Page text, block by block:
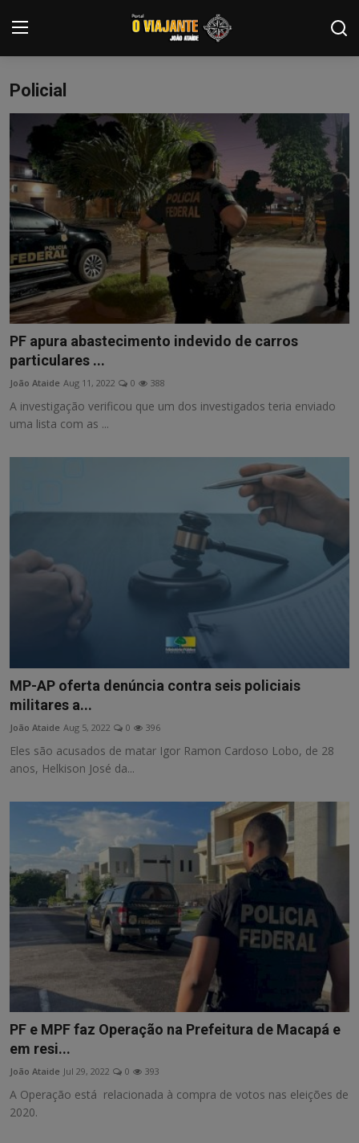
Login
Home
Contato
ARTIGOS
NOTÍCIAS
PODCASTS
GALERIA DE FOTOS
COLABORADORES
Policial
PF apura abastecimento indevido de carros
particulares ...
João Ataide Aug 11, 2022 0 388
A investigação verificou que um dos investigados teria enviado
uma lista com as ...
MP-AP oferta denúncia contra seis policiais
militares a...
João Ataide Aug 5, 2022 0 396
Eles são acusados de matar Igor Ramon Cardoso Lobo, de 28
anos, Helkison José da...
PF e MPF faz Operação na Prefeitura de Macapá e
em resi...
João Ataide Jul 29, 2022 0 393
A Operação está relacionada à compra de votos nas eleições de
2020.